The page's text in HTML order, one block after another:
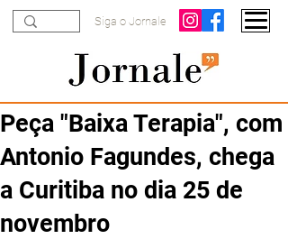
Siga o Jornale
Peça "Baixa Terapia", com
Antonio Fagundes, chega
a Curitiba no dia 25 de
novembro